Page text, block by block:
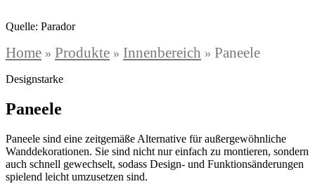
Quelle: Parador
Home » Produkte » Innenbereich » Paneele
Designstarke
Paneele
Paneele sind eine zeitgemäße Alternative für außergewöhnliche
Wanddekorationen. Sie sind nicht nur einfach zu montieren, sondern
auch schnell gewechselt, sodass Design- und Funktionsänderungen
spielend leicht umzusetzen sind.